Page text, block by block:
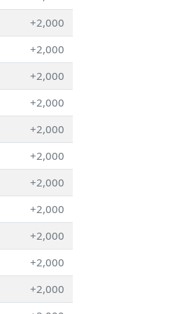
+2,000
+2,000
+2,000
+2,000
+2,000
+2,000
+2,000
+2,000
+2,000
+2,000
+2,000